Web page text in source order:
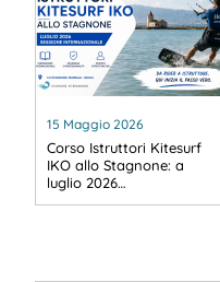
15 Maggio 2026
Corso Istruttori Kitesurf
IKO allo Stagnone: a
luglio 2026…